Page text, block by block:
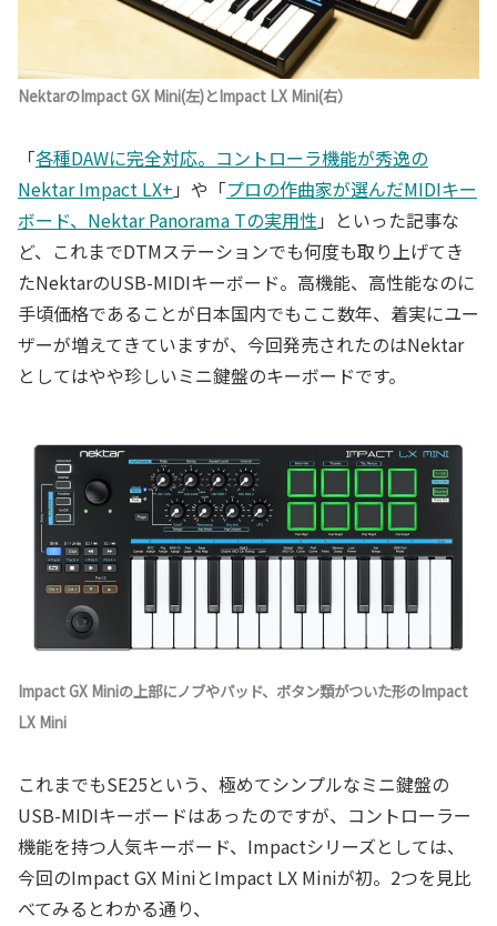
NektarのImpact GX Mini(左)とImpact LX Mini(右）
「各種DAWに完全対応。コントローラ機能が秀逸の
Nektar Impact LX+ 」や「プロの作曲家が選んだMIDIキー
ボード、Nektar Panorama Tの実用性」といった記事な
ど、これまでDTMステーションでも何度も取り上げてき
たNektarのUSB-MIDIキーボード。高機能、高性能なのに
手頃価格であることが日本国内でもここ数年、着実にユー
ザーが増えてきていますが、今回発売されたのはNektar
としてはやや珍しいミニ鍵盤のキーボードです。
Impact GX Miniの上部にノブやパッド、ボタン類がついた形のImpact
LX Mini
これまでもSE25という、極めてシンプルなミニ鍵盤の
USB-MIDIキーボードはあったのですが、コントローラー
機能を持つ人気キーボード、Impactシリーズとしては、
今回のImpact GX MiniとImpact LX Miniが初。2つを見比
べてみるとわかる通り、